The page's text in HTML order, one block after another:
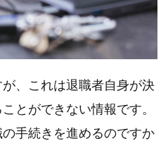
、これは退職者自身が決
とができない情報です。
手続きを進めるのですか